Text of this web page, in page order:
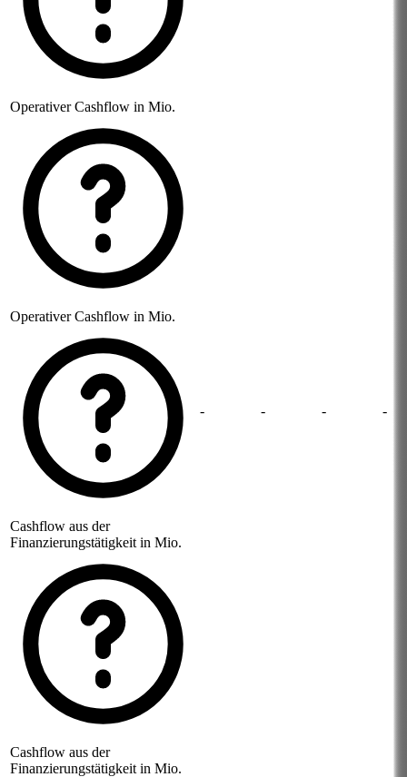
Operativer Cashflow in Mio.
Operativer Cashflow in Mio.
- - - -
Cashflow aus der
Finanzierungstätigkeit in Mio.
Cashflow aus der
Finanzierungstätigkeit in Mio.